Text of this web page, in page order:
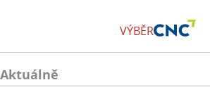
VÝBĚR
Aktuálně